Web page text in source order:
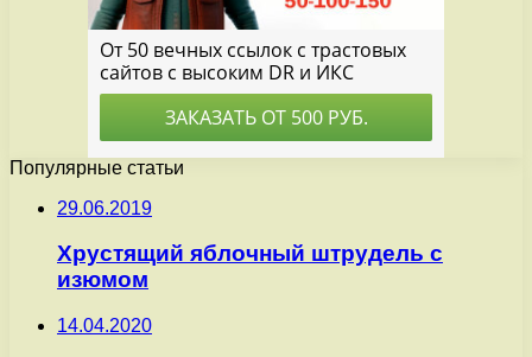
Популярные статьи
29.06.2019
Хрустящий яблочный штрудель с
изюмом
14.04.2020